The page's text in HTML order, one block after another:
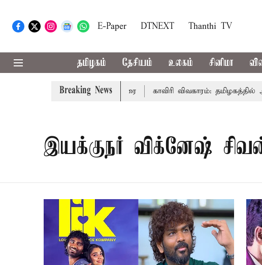
E-Paper DTNEXT Thanthi TV
தமிழகம் தேசியம் உலகம் சினிமா
Breaking News
முதல்-அமைச்சர் விஜய் உரை காவிரி விவகாரம்: தமிழகத்தில்
இயக்குநர் விக்னேஷ்